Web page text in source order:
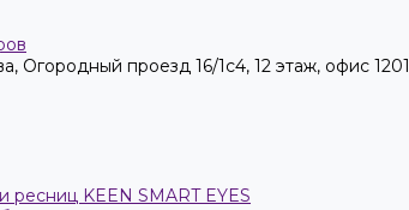
Огородный проезд 16/1с4, 12 этаж, офис 1201
ресниц KEEN SMART EYES